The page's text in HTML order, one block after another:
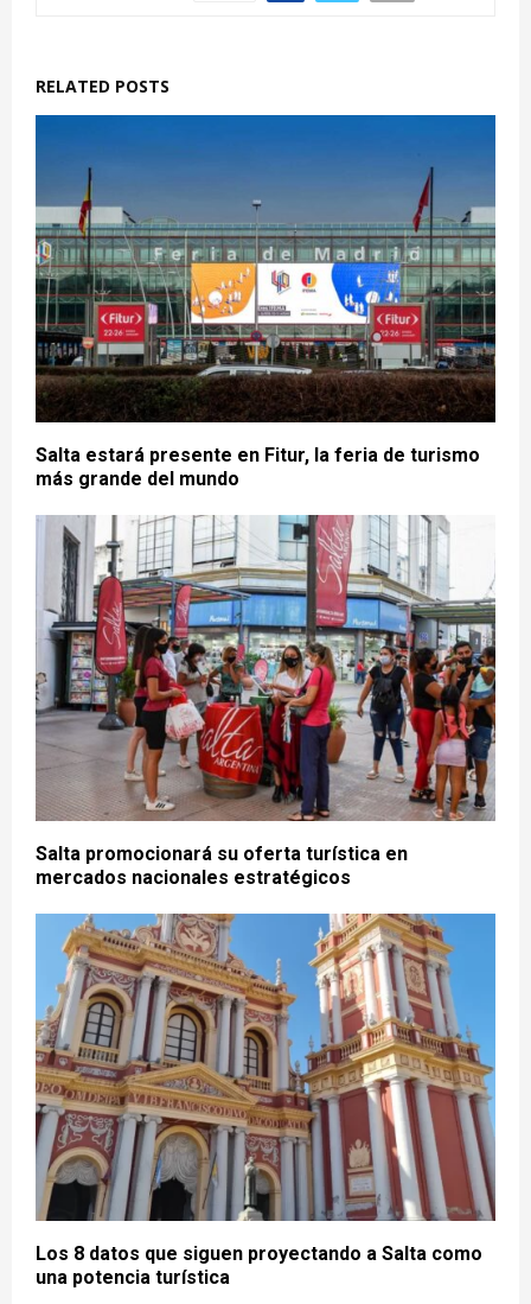
RELATED POSTS
Salta estará presente en Fitur, la feria de turismo
más grande del mundo
Salta promocionará su oferta turística en
mercados nacionales estratégicos
Los 8 datos que siguen proyectando a Salta como
una potencia turística